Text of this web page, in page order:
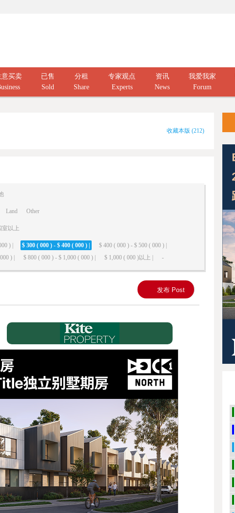
意买卖
已售
Sold
分租
Share
专家观点
Experts
资讯
News
我爱我家
Forum
收藏本版 (212)
Land Other
室以上
) | $ 300 ( 000 ) - $ 400 ( 000 ) |
$ 400 ( 000 ) - $ 500 ( 000 ) |
) |
$ 800 ( 000 ) - $ 1,000 ( 000 ) | $ 1,000 ( 000 )以上 | -
发布 Post